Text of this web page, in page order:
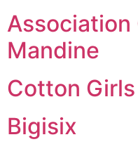
Mandine
Cotton Girls
Bigisix